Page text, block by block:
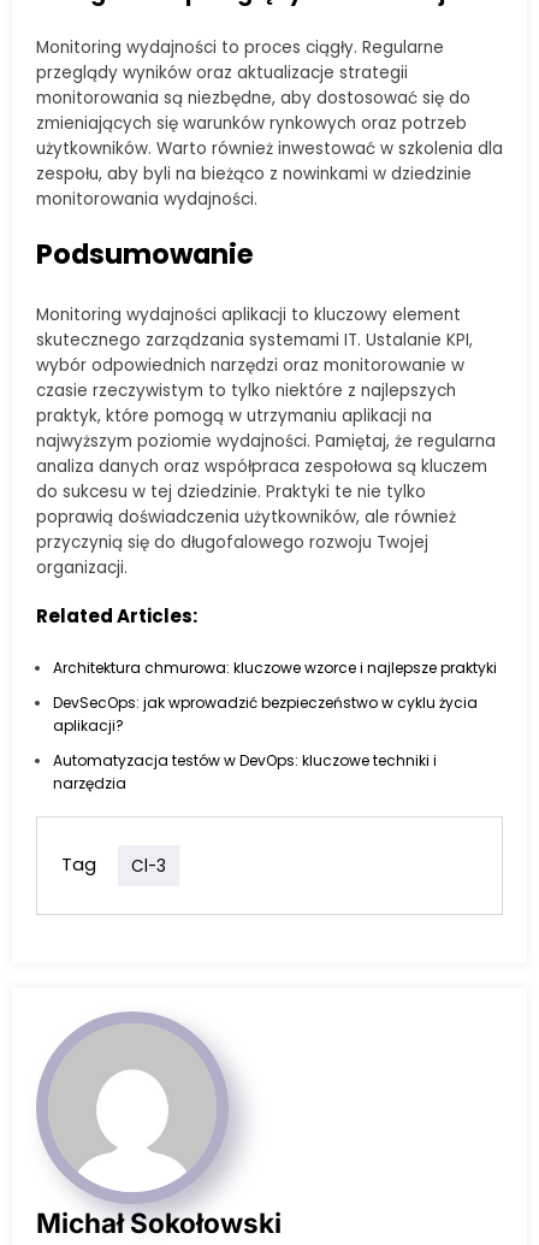
Monitoring wydajności to proces ciągły. Regularne
przeglądy wyników oraz aktualizacje strategii
monitorowania są niezbędne, aby dostosować się do
zmieniających się warunków rynkowych oraz potrzeb
użytkowników. Warto również inwestować w szkolenia dla
zespołu, aby byli na bieżąco z nowinkami w dziedzinie
monitorowania wydajności.
Podsumowanie
Monitoring wydajności aplikacji to kluczowy element
skutecznego zarządzania systemami IT. Ustalanie KPI,
wybór odpowiednich narzędzi oraz monitorowanie w
czasie rzeczywistym to tylko niektóre z najlepszych
praktyk, które pomogą w utrzymaniu aplikacji na
najwyższym poziomie wydajności. Pamiętaj, że regularna
analiza danych oraz współpraca zespołowa są kluczem
do sukcesu w tej dziedzinie. Praktyki te nie tylko
poprawią doświadczenia użytkowników, ale również
przyczynią się do długofalowego rozwoju Twojej
organizacji.
Related Articles:
Architektura chmurowa: kluczowe wzorce i najlepsze praktyki
DevSecOps: jak wprowadzić bezpieczeństwo w cyklu życia
aplikacji?
Automatyzacja testów w DevOps: kluczowe techniki i
narzędzia
Tag Cl-3
Michał Sokołowski